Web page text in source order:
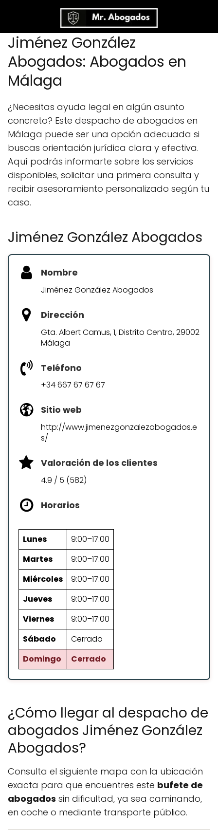
Jiménez González
Abogados: Abogados en
Málaga
¿Necesitas ayuda legal en algún asunto
concreto? Este despacho de abogados en
Málaga puede ser una opción adecuada si
buscas orientación jurídica clara y efectiva.
Aquí podrás informarte sobre los servicios
disponibles, solicitar una primera consulta y
recibir asesoramiento personalizado según tu
caso.
Jiménez González Abogados
Nombre
Jiménez González Abogados
Dirección
Gta. Albert Camus, 1, Distrito Centro, 29002
Málaga
Teléfono
+34 667 67 67 67
Sitio web
http://www.jimenezgonzalezabogados.e
s/
Valoración de los clientes
4.9 / 5 (582)
Horarios
Lunes
9:00–17:00
Martes
9:00–17:00
Miércoles
9:00–17:00
Jueves
9:00–17:00
Viernes
9:00–17:00
Sábado
Cerrado
Domingo
Cerrado
¿Cómo llegar al despacho de
abogados Jiménez González
Abogados?
Consulta el siguiente mapa con la ubicación
exacta para que encuentres este bufete de
abogados sin dificultad, ya sea caminando,
en coche o mediante transporte público.